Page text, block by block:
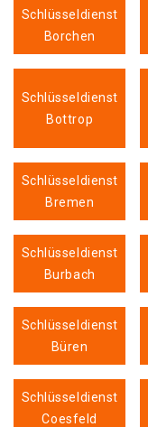
Schlüsseldienst
Borchen
Schlüsseldienst
Bottrop
Schlüsseldienst
Bremen
Schlüsseldienst
Burbach
Schlüsseldienst
Büren
Schlüsseldienst
Coesfeld